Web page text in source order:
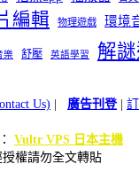
編輯 物理遊戲 環境
樂 舒壓 英語學習 解
Us) | 廣告刊登|
Vultr VPS 日本主機
權請勿全文轉貼